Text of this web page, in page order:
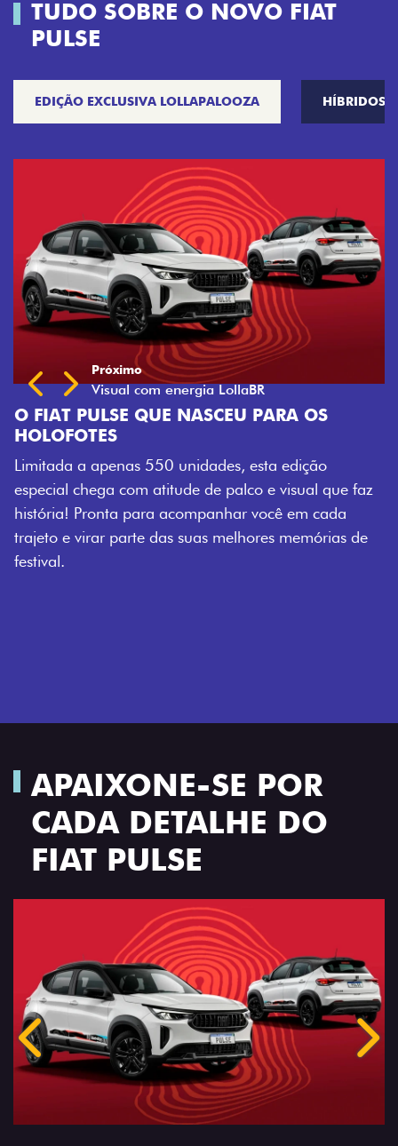
TUDO SOBRE O NOVO FIAT
PULSE
EDIÇÃO EXCLUSIVA LOLLAPALOOZA HÍBRIDOS
NASCEU PARA OS
unidades, esta edição
de palco e visual que faz
você em cada
suas melhores memórias de
APAIXONE-SE POR
CADA DETALHE DO
FIAT PULSE
Anterior